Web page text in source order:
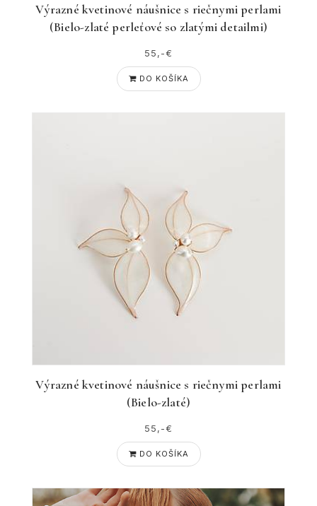
Výrazné kvetinové náušnice s riečnymi perlami
(Bielo-zlaté perleťové so zlatými detailmi)
55,-€
DO KOŠÍKA
Výrazné kvetinové náušnice s riečnymi perlami
(Bielo-zlaté)
55,-€
DO KOŠÍKA